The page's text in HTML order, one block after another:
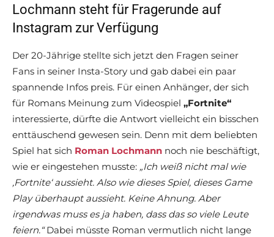
Lochmann steht für Fragerunde auf
Instagram zur Verfügung
Der 20-Jährige stellte sich jetzt den Fragen seiner
Fans in seiner Insta-Story und gab dabei ein paar
spannende Infos preis. Für einen Anhänger, der sich
für Romans Meinung zum Videospiel „Fortnite“
interessierte, dürfte die Antwort vielleicht ein bisschen
enttäuschend gewesen sein. Denn mit dem beliebten
Spiel hat sich Roman Lochmann noch nie beschäftigt,
wie er eingestehen musste: „Ich weiß nicht mal wie
‚Fortnite‘ aussieht. Also wie dieses Spiel, dieses Game
Play überhaupt aussieht. Keine Ahnung. Aber
irgendwas muss es ja haben, dass das so viele Leute
feiern.“Dabei müsste Roman vermutlich nicht lange